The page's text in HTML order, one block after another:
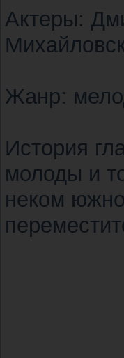
Актеры:
Жанр:
История
молоды и
неком